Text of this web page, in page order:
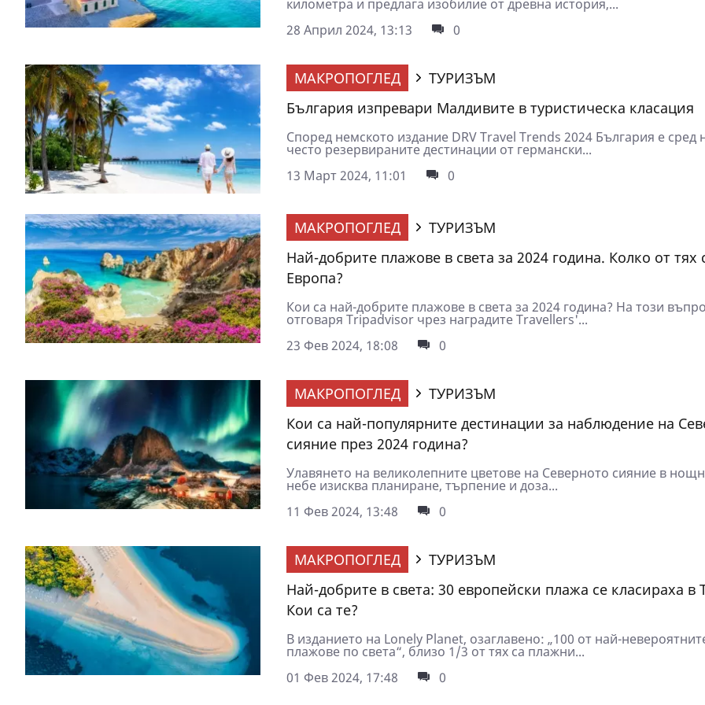
километра и предлага изобилие от древна история,...
28 Април 2024, 13:13
0
МАКРОПОГЛЕД
ТУРИЗЪМ
България изпревари Малдивите в туристическа класация
Според немското издание DRV Travel Trends 2024 България е сред
често резервираните дестинации от германски...
13 Март 2024, 11:01
0
МАКРОПОГЛЕД
ТУРИЗЪМ
Най-добрите плажове в света за 2024 година. Колко от тях
Европа?
Кои са най-добрите плажове в света за 2024 година? На този
отговаря Tripadvisor чрез наградите Travellers'...
23 Фев 2024, 18:08
0
МАКРОПОГЛЕД
ТУРИЗЪМ
Кои са най-популярните дестинации за наблюдение на
сияние през 2024 година?
Улавянето на великолепните цветове на Северното сияние в
небе изисква планиране, търпение и доза...
11 Фев 2024, 13:48
0
МАКРОПОГЛЕД
ТУРИЗЪМ
Най-добрите в света: 30 европейски плажа се класираха в
Кои са те?
В изданието на Lonely Planet, озаглавено: „100 от най-
плажове по света“, близо 1/3 от тях са плажни...
01 Фев 2024, 17:48
0